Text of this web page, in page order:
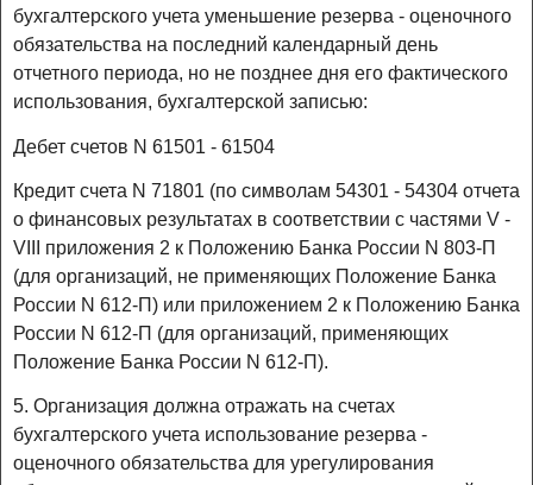
бухгалтерского учета уменьшение резерва - оценочного
обязательства на последний календарный день
отчетного периода, но не позднее дня его фактического
использования, бухгалтерской записью:
Дебет счетов N 61501 - 61504
Кредит счета N 71801 (по символам 54301 - 54304 отчета
о финансовых результатах в соответствии с частями V -
VIII приложения 2 к Положению Банка России N 803-П
(для организаций, не применяющих Положение Банка
России N 612-П) или приложением 2 к Положению Банка
России N 612-П (для организаций, применяющих
Положение Банка России N 612-П).
5. Организация должна отражать на счетах
бухгалтерского учета использование резерва -
оценочного обязательства для урегулирования